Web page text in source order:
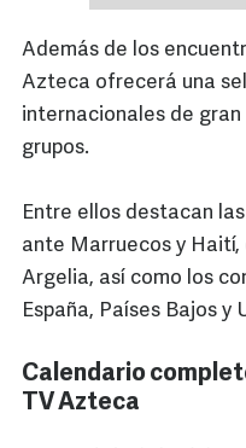
Además de los
Azteca ofrecerá una
internacionales de
grupos.
Entre ellos destacan
ante Marruecos y
Argelia, así como los
España, Países Bajos y
Calendario
TV Azteca